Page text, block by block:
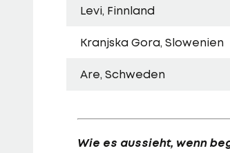
Levi, Finnland
Kranjska Gora, Slowenien
Are, Schweden
Wie es aussieht, wenn